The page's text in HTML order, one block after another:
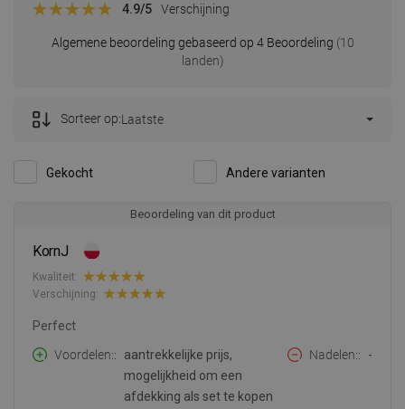
Algemene beoordeling gebaseerd op 4 Beoordeling (10
landen)
4.9/5 Verschijning
Gekocht Andere varianten
Sorteer op:Laatste
Beoordeling van dit product
KornJ
Kwaliteit:
Verschijning:
Perfect
Voordelen:
aantrekkelijke prijs,
mogelijkheid om een
afdekking als set te kopen
Nadelen: -